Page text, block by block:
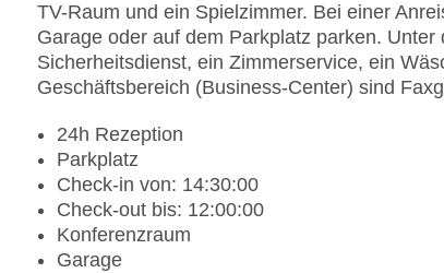
TV-Raum und ein Spielzimmer. Bei einer
Garage oder auf dem Parkplatz parken.
Sicherheitsdienst, ein Zimmerservice, ein
Geschäftsbereich (Business-Center) sind
24h Rezeption
Parkplatz
Check-in von: 14:30:00
Check-out bis: 12:00:00
Konferenzraum
Garage